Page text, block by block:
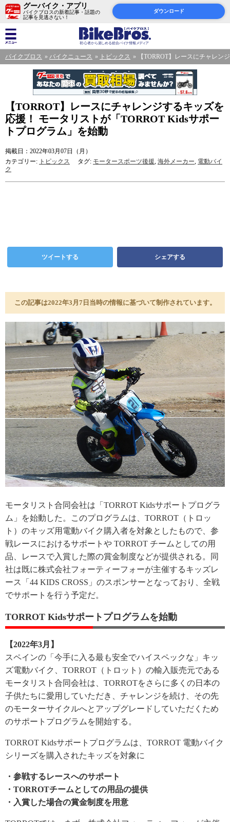
グーバイク・アプリ
バイクブロスの新着記事・話題の
記事を見逃さない！
ダウンロード
バイクブロス バイクニュース トピックス 【TORROT】レースにチャレン
【TORROT】レースにチャレンジするキッズを
応援！ モータリストが「TORROT Kidsサポー
トプログラム」を始動
掲載日：2022年03月07日（月）
カテゴリー: トピックス タグ: モータースポーツ後援, 海外メーカー, 電動バイ
ク
ツイートする シェアする
この記事は2022年3月7日当時の情報に基づいて制作されています。
モータリスト合同会社は「TORROT Kidsサポートプログラ
ム」を始動した。このプログラムは、TORROT（トロッ
ト）のキッズ用電動バイク購入者を対象としたもので、参
戦レースにおけるサポートや TORROT チームとしての用
品、レースで入賞した際の賞金制度などが提供される。同
社は既に株式会社フォーティーフォーが主催するキッズレ
ース「44 KIDS CROSS」のスポンサーとなっており、全戦
でサポートを行う予定だ。
TORROT Kidsサポートプログラムを始動
【2022年3月】
スペインの「今手に入る最も安全でハイスペックな」キッ
ズ電動バイク、TORROT（トロット）の輸入販売元である
モータリスト合同会社は、TORROTをさらに多くの日本の
子供たちに愛用していただき、チャレンジを続け、その先
のモーターサイクルへとアップグレードしていただくため
のサポートプログラムを開始する。
TORROT Kidsサポートプログラムは、TORROT 電動バイク
シリーズを購入されたキッズを対象に
・参戦するレースへのサポート
・TORROTチームとしての用品の提供
・入賞した場合の賞金制度を用意